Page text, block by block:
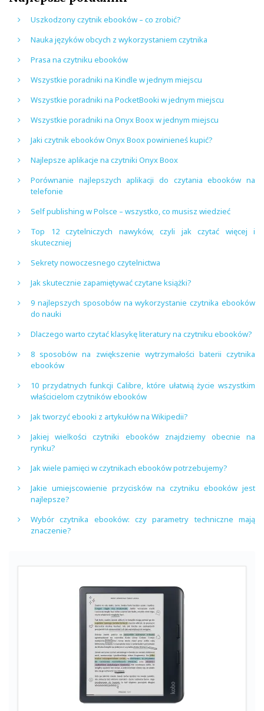
Uszkodzony czytnik ebooków – co zrobić?
Nauka języków obcych z wykorzystaniem czytnika
Prasa na czytniku ebooków
Wszystkie poradniki na Kindle w jednym miejscu
Wszystkie poradniki na PocketBooki w jednym miejscu
Wszystkie poradniki na Onyx Boox w jednym miejscu
Jaki czytnik ebooków Onyx Boox powinieneś kupić?
Najlepsze aplikacje na czytniki Onyx Boox
Porównanie najlepszych aplikacji do czytania ebooków na
telefonie
Self publishing w Polsce – wszystko, co musisz wiedzieć
Top 12 czytelniczych nawyków, czyli jak czytać więcej i
skuteczniej
Sekrety nowoczesnego czytelnictwa
Jak skutecznie zapamiętywać czytane książki?
9 najlepszych sposobów na wykorzystanie czytnika ebooków
do nauki
Dlaczego warto czytać klasykę literatury na czytniku ebooków?
8 sposobów na zwiększenie wytrzymałości baterii czytnika
ebooków
10 przydatnych funkcji Calibre, które ułatwią życie wszystkim
właścicielom czytników ebooków
Jak tworzyć ebooki z artykułów na Wikipedii?
Jakiej wielkości czytniki ebooków znajdziemy obecnie na
rynku?
Jak wiele pamięci w czytnikach ebooków potrzebujemy?
Jakie umiejscowienie przycisków na czytniku ebooków jest
najlepsze?
Wybór czytnika ebooków: czy parametry techniczne mają
znaczenie?